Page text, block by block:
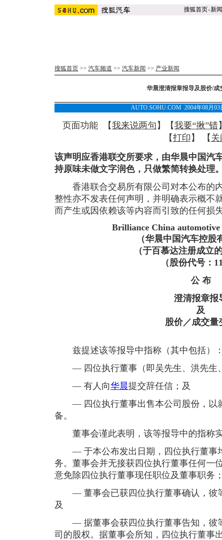
搜狐首页-新闻
搜狐首页 >> 汽车频道 >> 汽车新闻 >> 产业新闻
华晨澄清报章报导及股价/成
AUTO.SOHU.COM 2004年08月
页面功能 【我来说两句 】【我要“揪”错
【打印 】 【 关
该声明应香港联交所要求，由华晨中国汽
持原味未做文字润色，只做繁简转换处理
香港联合交易所有限公司对本公布的
整性亦不发表任何声明，并明确表示概不
而产生或因依赖该等内容而引致的任何损
Brilliance China
（华晨中国汽车控股
（于百慕达注册成立
（股份代号：
公 布
澄清报章报
及
股价／成交量
兹提述该等报导中指称（其中包括）
— 四位执行董事（即吴先生、洪先生
— 有人向华晨提交辞任信；及
— 四位执行董事出售本公司股份，以
备。
董事会谨此表明，该等报导中的指称
— 于本公布发出日期，四位执行董事
务。董事会并无接获四位执行董事任何一
意免除四位执行董事现任职位及董事职务
— 董事会已获四位执行董事确认，彼
及
— 据董事会获四位执行董事告知，彼
司的股权。据董事会所知，四位执行董事